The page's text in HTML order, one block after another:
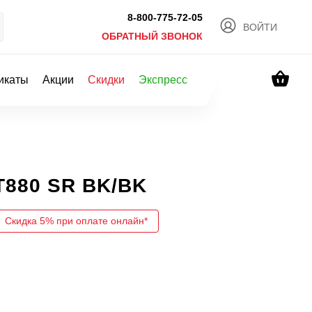
8-800-775-72-05
ОБРАТНЫЙ ЗВОНОК
ВОЙТИ
Акции Скидки Экспресс
SR BK/BK
Скидка 5% при оплате онлайн*